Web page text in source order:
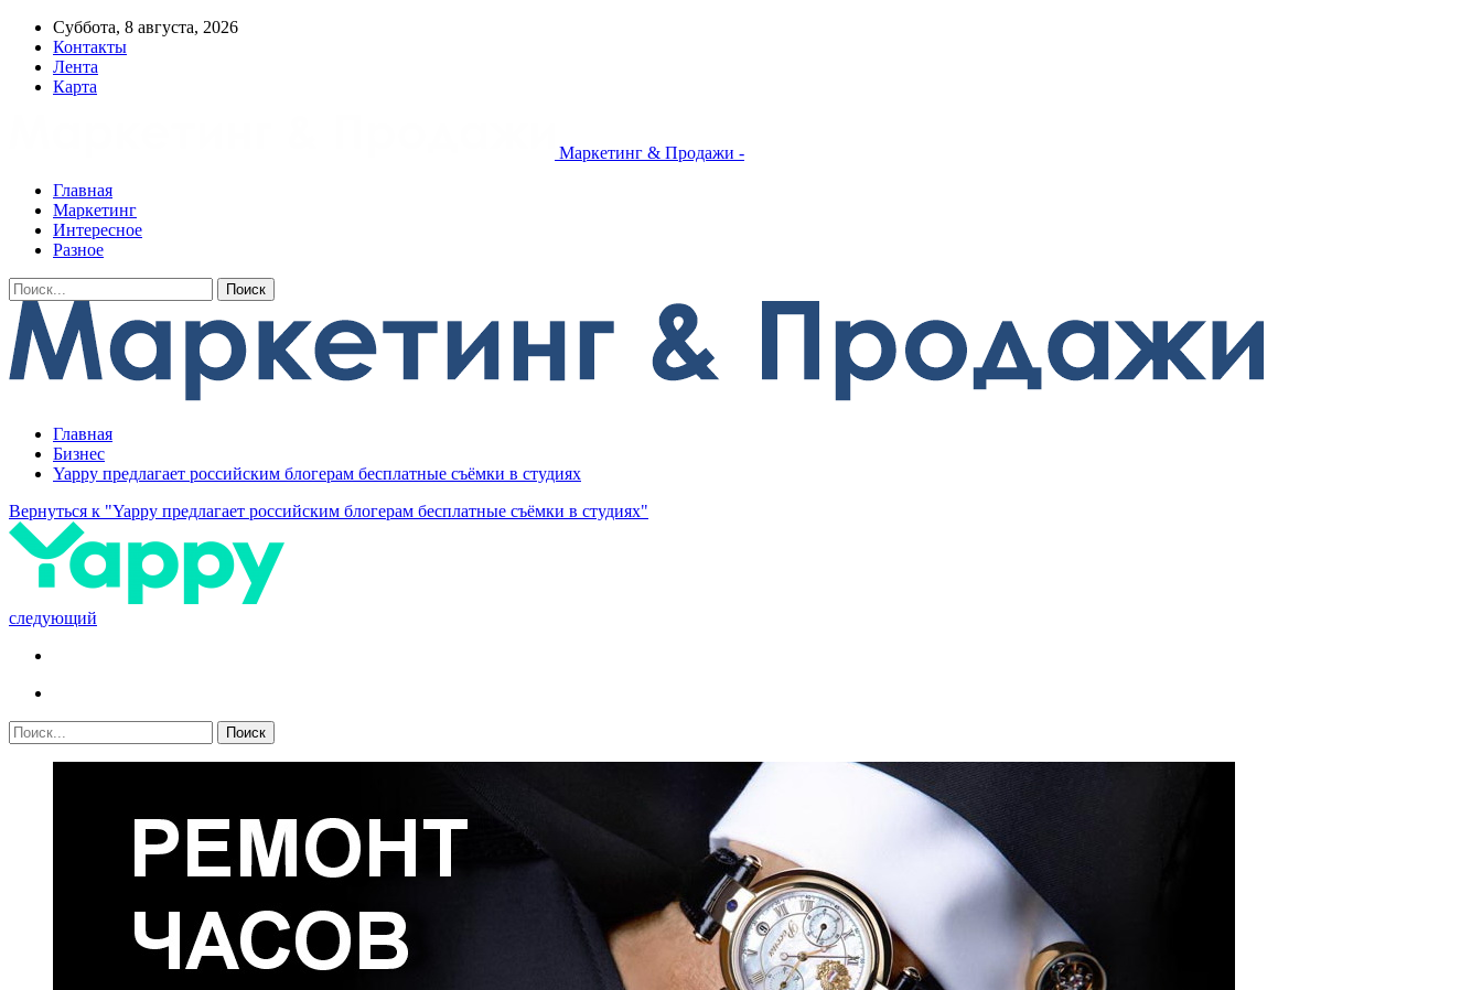
Суббота, 8 августа, 2026
Контакты
Лента
Карта
Маркетинг & Продажи -
Главная
Маркетинг
Интересное
Разное
Главная
Бизнес
Yappy предлагает российским блогерам бесплатные съёмки в студиях
Вернуться к "Yappy предлагает российским блогерам бесплатные съёмки в студиях"
следующий